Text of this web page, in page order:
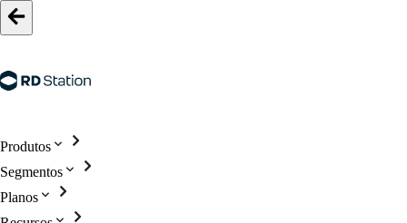
Produtos
Segmentos
Planos